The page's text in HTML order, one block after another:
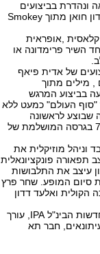
ונהדרת בביצועים
המענגים שלה ויצוינו "לא כזה סיפור" מתוך גריז או דון חואן מתוך Smokey
,אופראית
השיר פרימדונה או
של אדית פיאף
, מילים מתוך
בביצוע המרגש
"סוף העולם" כמעט ללא
שבוצע לראשונה
ב-1962 בידי סקיטר דייויס וכבש את המצעדים ב-75 בגרסה המושלמת של
וניהל מוזיקלית את
תפאורה פונקציונאלית
עיצב את התלבושות
סיום המופע. שחר פרץ
הקולית ואלעד דדון
הכותב הוא חיים נוי, עיתונאי, עורך ראשי סוכנות החדשות הבינ"ל IPA, עורך
חבר תא